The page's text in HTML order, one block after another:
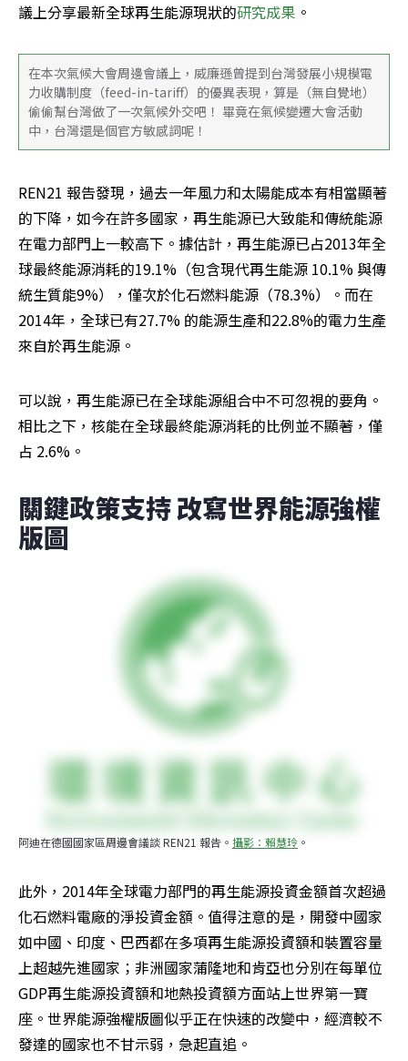
議上分享最新全球再生能源現狀的研究成果 。
在本次氣候大會周邊會議上，威廉遜曾提到台灣發展小規模電
力收購制度（feed-in-tariff）的優異表現，算是（無自覺地）
偷偷幫台灣做了一次氣候外交吧！ 畢竟在氣候變遷大會活動
中，台灣還是個官方敏感詞呢！
REN21 報告發現，過去一年風力和太陽能成本有相當顯著
的下降，如今在許多國家，再生能源已大致能和傳統能源
在電力部門上一較高下。據估計，再生能源已占2013年全
球最終能源消耗的19.1%（包含現代再生能源 10.1% 與傳
統生質能9%），僅次於化石燃料能源（78.3%）。而在
2014年，全球已有27.7% 的能源生產和22.8%的電力生產
來自於再生能源。
可以說，再生能源已在全球能源組合中不可忽視的要角。
相比之下，核能在全球最終能源消耗的比例並不顯著，僅
占 2.6%。
關鍵政策支持 改寫世界能源強權
版圖
阿迪在德國國家區周邊會議談 REN21 報告。 攝影：賴慧玲 。
此外，2014年全球電力部門的再生能源投資金額首次超過
化石燃料電廠的淨投資金額。值得注意的是，開發中國家
如中國、印度、巴西都在多項再生能源投資額和裝置容量
上超越先進國家；非洲國家蒲隆地和肯亞也分別在每單位
GDP再生能源投資額和地熱投資額方面站上世界第一寶
座。世界能源強權版圖似乎正在快速的改變中，經濟較不
發達的國家也不甘示弱，急起直追。